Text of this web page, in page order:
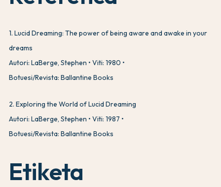
1. Lucid Dreaming: The power of being aware and awake in your
dreams
Autori: LaBerge, Stephen
Viti: 1980
Botuesi/Revista: Ballantine Books
2. Exploring the World of Lucid Dreaming
Autori: LaBerge, Stephen
Viti: 1987
Botuesi/Revista: Ballantine Books
Etiketa